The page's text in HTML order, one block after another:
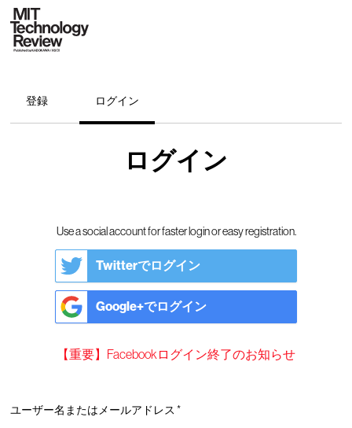
登録 ログイン
ログイン
Use a social account for faster login or easy registration.
Twitterでログイン
Google+でログイン
【重要】Facebookログイン終了のお知らせ
ユーザー名またはメールアドレス*必